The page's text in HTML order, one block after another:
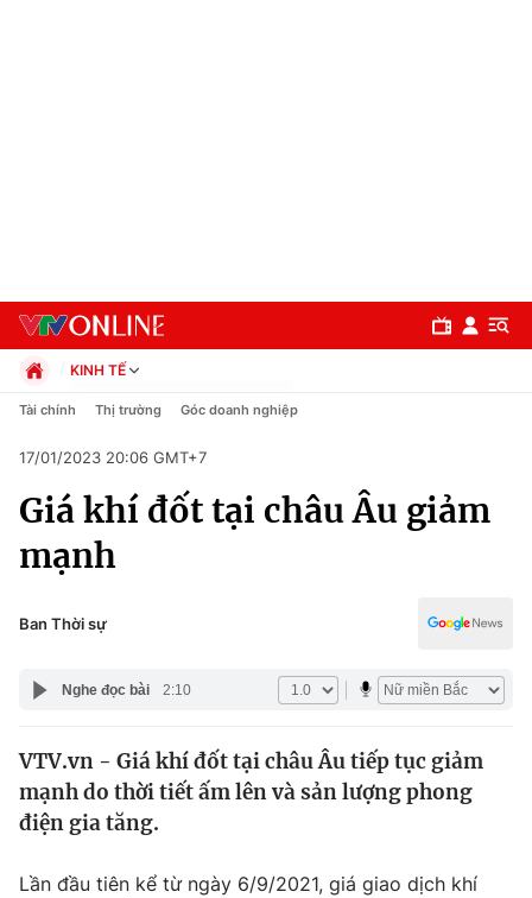
Chuyên mục
Chính trị
Pháp luật
Thế giới
Kinh tế
KINH TẾ
Chính trị
Pháp luật
Kinh tế
Thể thao
Truyền hình
Y tế
Công nghệ
Tài chính Thị trường Góc doanh nghiệp
17/01/2023 20:06 GMT+7
Giá khí đốt tại châu Âu giảm
mạnh
Ban Thời sự
Nghe đọc bài 2:10
VTV.vn - Giá khí đốt tại châu Âu tiếp tục giảm
mạnh do thời tiết ấm lên và sản lượng phong
điện gia tăng.
Lần đầu tiên kể từ ngày 6/9/2021, giá giao dịch khí